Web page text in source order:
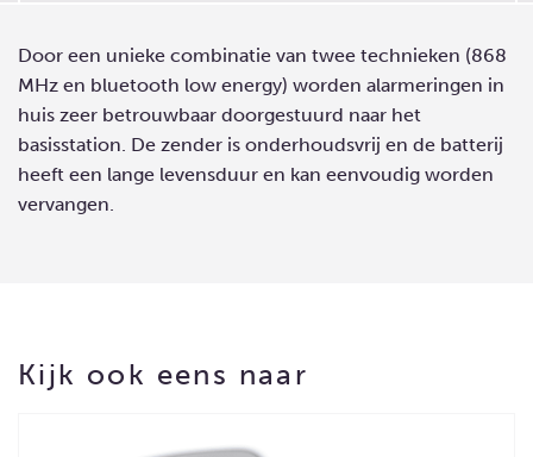
Door een unieke combinatie van twee technieken (868
MHz en bluetooth low energy) worden alarmeringen in
huis zeer betrouwbaar doorgestuurd naar het
basisstation. De zender is onderhoudsvrij en de batterij
heeft een lange levensduur en kan eenvoudig worden
vervangen.
Kijk ook eens naar